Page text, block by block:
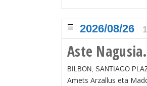
Aste
2026/08/26
BILBON, SANTIAGO
Amets Arzallus eta